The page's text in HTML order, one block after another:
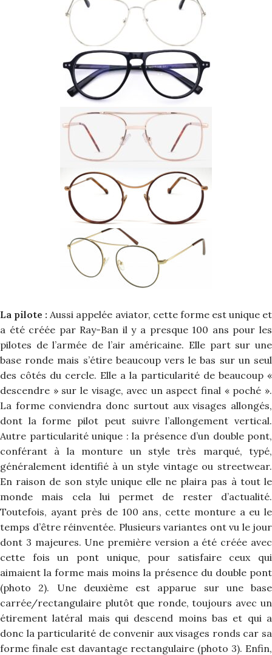
La pilote : Aussi appelée aviator, cette forme est unique et
a été créée par Ray-Ban il y a presque 100 ans pour les
pilotes de l’armée de l’air américaine. Elle part sur une
base ronde mais s’étire beaucoup vers le bas sur un seul
des côtés du cercle. Elle a la particularité de beaucoup «
descendre » sur le visage, avec un aspect final « poché ».
La forme conviendra donc surtout aux visages allongés,
dont la forme pilot peut suivre l’allongement vertical.
Autre particularité unique : la présence d’un double pont,
conférant à la monture un style très marqué, typé,
généralement identifié à un style vintage ou streetwear.
En raison de son style unique elle ne plaira pas à tout le
monde mais cela lui permet de rester d’actualité.
Toutefois, ayant près de 100 ans, cette monture a eu le
temps d’être réinventée. Plusieurs variantes ont vu le jour
dont 3 majeures. Une première version a été créée avec
cette fois un pont unique, pour satisfaire ceux qui
aimaient la forme mais moins la présence du double pont
(photo 2). Une deuxième est apparue sur une base
carrée/rectangulaire plutôt que ronde, toujours avec un
étirement latéral mais qui descend moins bas et qui a
donc la particularité de convenir aux visages ronds car sa
forme finale est davantage rectangulaire (photo 3). Enfin,